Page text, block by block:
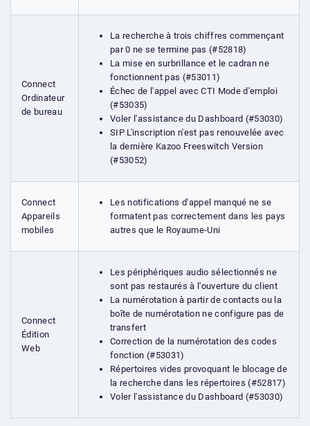
Connect
Ordinateur
de bureau
La recherche à trois chiffres commençant
par 0 ne se termine pas (#52818)
La mise en surbrillance et le cadran ne
fonctionnent pas (#53011)
Échec de l'appel avec CTI Mode d'emploi
(#53035)
Voler l'assistance du Dashboard (#53030)
SIP L'inscription n'est pas renouvelée avec
la dernière Kazoo Freeswitch Version
(#53052)
Connect
Appareils
mobiles
Les notifications d'appel manqué ne se
formatent pas correctement dans les pays
autres que le Royaume-Uni
Connect
Édition
Web
Les périphériques audio sélectionnés ne
sont pas restaurés à l'ouverture du client
La numérotation à partir de contacts ou la
boîte de numérotation ne configure pas de
transfert
Correction de la numérotation des codes
fonction (#53031)
Répertoires vides provoquant le blocage de
la recherche dans les répertoires (#52817)
Voler l'assistance du Dashboard (#53030)